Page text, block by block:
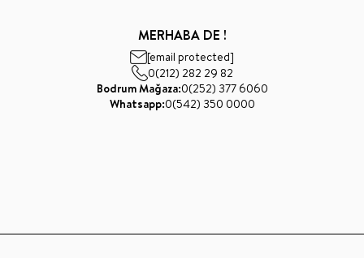
MERHABA DE !
[email protected]
0(212) 282 29 82
Bodrum Mağaza:0(252) 377 6060
Whatsapp:0(542) 350 0000